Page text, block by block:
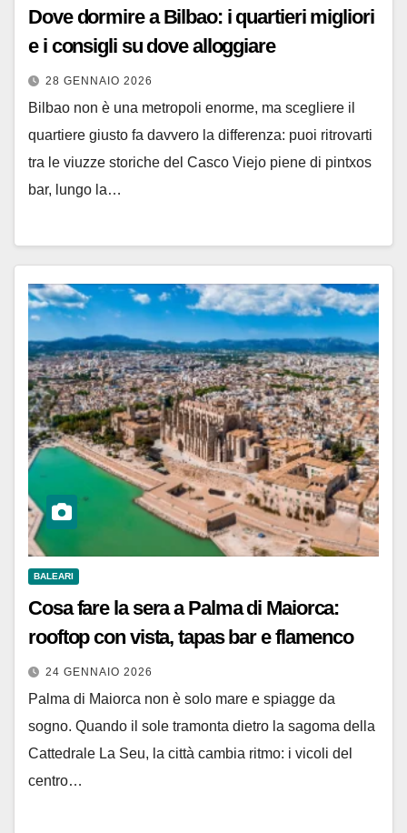
Dove dormire a Bilbao: i quartieri migliori
e i consigli su dove alloggiare
28 GENNAIO 2026
Bilbao non è una metropoli enorme, ma scegliere il
quartiere giusto fa davvero la differenza: puoi ritrovarti
tra le viuzze storiche del Casco Viejo piene di pintxos
bar, lungo la…
BALEARI
Cosa fare la sera a Palma di Maiorca:
rooftop con vista, tapas bar e flamenco
24 GENNAIO 2026
Palma di Maiorca non è solo mare e spiagge da
sogno. Quando il sole tramonta dietro la sagoma della
Cattedrale La Seu, la città cambia ritmo: i vicoli del
centro…